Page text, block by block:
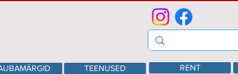
TEENUSED RENT